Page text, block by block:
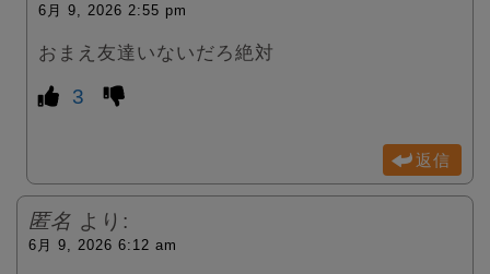
6月 9, 2026 2:55 pm
おまえ友達いないだろ絶対
3
返信
匿名 より:
6月 9, 2026 6:12 am